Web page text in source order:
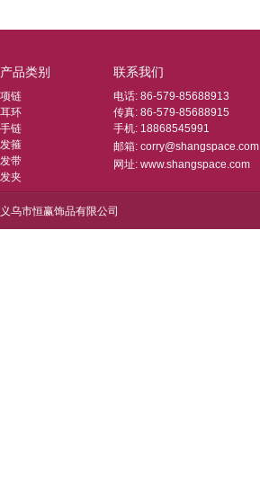
产品类别
项链
耳环
手链
发箍
发带
发夹
联系我们
电话: 86-579-85688913
传真: 86-579-85688915
手机: 18868545991
邮箱: corry@shangspace.com
网址: www.shangspace.com
义乌市恒赢饰品有限公司